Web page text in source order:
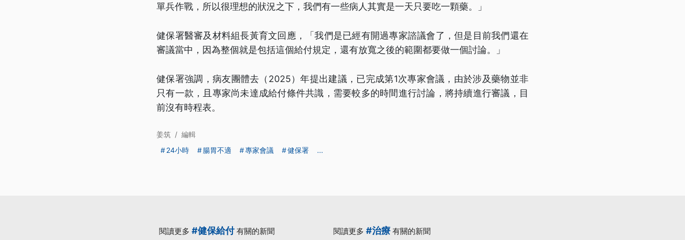
單兵作戰，所以很理想的狀況之下，我們有一些病人其實是一天只要吃一顆藥。」
健保署醫審及材料組長黃育文回應，「我們是已經有開過專家諮議會了，但是目前我們還在
審議當中，因為整個就是包括這個給付規定，還有放寬之後的範圍都要做一個討論。」
健保署強調，病友團體去（2025）年提出建議，已完成第1次專家會議，由於涉及藥物並非
只有一款，且專家尚未達成給付條件共識，需要較多的時間進行討論，將持續進行審議，目
前沒有時程表。
姜筑 / 編輯
24小時
腸胃不適 專家會議 健保署 ...
閱讀更多 #健保給付有關的新聞 閱讀更多 #治療 有關的新聞